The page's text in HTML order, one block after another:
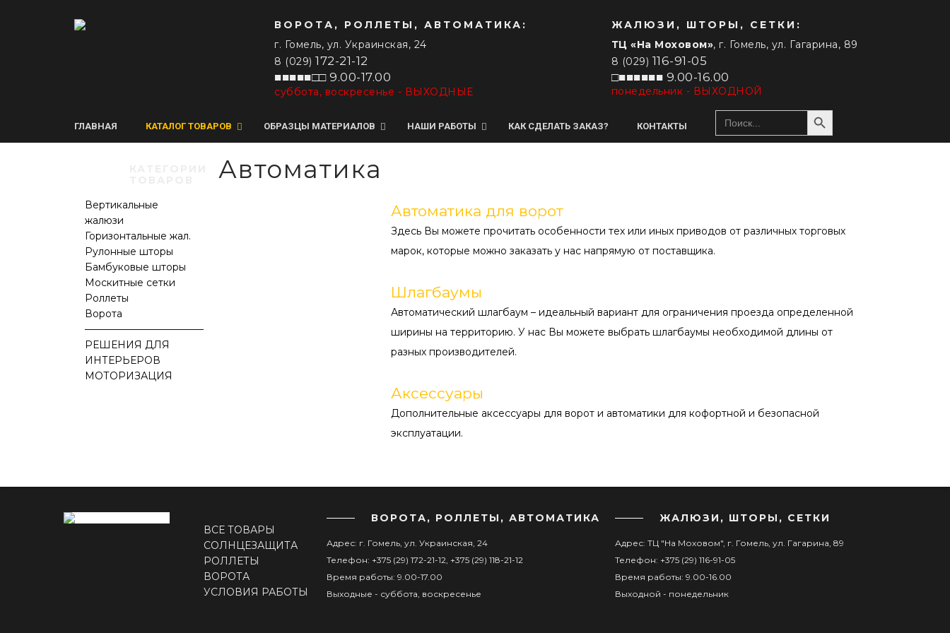
ВОРОТА, РОЛЛЕТЫ, АВТОМАТИКА:
г. Гомель, ул. Украинская, 24
8 (029)172-21-12
■■■■■□□ 9.00-17.00
суббота, воскресенье - ВЫХОДНЫЕ
ЖАЛЮЗИ, ШТОРЫ, СЕТКИ:
ТЦ «На Моховом», г. Гомель, ул. Гагарина, 89
8 (029) 116-91-05
□■■■■■■ 9.00-16.00
понедельник - ВЫХОДНОЙ
ГЛАВНАЯ КАТАЛОГ ТОВАРОВ
С фотопечатью
Нитяные (Бриз)
Дерево/бамбук Зебра (день-ночь)
ОБРАЗЦЫ МАТЕРИАЛОВ НАШИ РАБОТЫ КАК СДЕЛАТЬ ЗАКАЗ? КОНТАКТЫ
Search
for:
Search Button
Вертикальные
жалюзи
Горизонтальные жал.
Рулонные шторы
Бамбуковые шторы
Москитные сетки
Роллеты
Ворота
————————————
РЕШЕНИЯ ДЛЯ
ИНТЕРЬЕРОВ
МОТОРИЗАЦИЯ
Автоматика
Автоматика для ворот
Здесь Вы можете прочитать особенности тех или иных приводов от различных торговых
марок, которые можно заказать у нас напрямую от поставщика.
Шлагбаумы
Автоматический шлагбаум – идеальный вариант для ограничения проезда определенной
ширины на территорию. У нас Вы можете выбрать шлагбаумы необходимой длины от
разных производителей.
Аксессуары
Дополнительные аксессуары для ворот и автоматики для кофортной и безопасной
эксплуатации.
ВСЕ ТОВАРЫ
СОЛНЦЕЗАЩИТА
РОЛЛЕТЫ
ВОРОТА
УСЛОВИЯ РАБОТЫ
ВОРОТА, РОЛЛЕТЫ, АВТОМАТИКА
Адрес: г. Гомель, ул. Украинская, 24
Телефон: +375 (29) 172-21-12, +375 (29) 118-21-12
Время работы: 9.00-17.00
Выходные - суббота, воскресенье
ЖАЛЮЗИ, ШТОРЫ, СЕТКИ
Адрес: ТЦ "На Моховом", г. Гомель, ул. Гагарина, 89
Телефон: +375 (29) 116-91-05
Время работы: 9.00-16.00
Выходной - понедельник